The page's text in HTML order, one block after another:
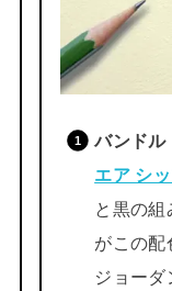
バンドル
エア シ
と黒の
がこの配
ジョー